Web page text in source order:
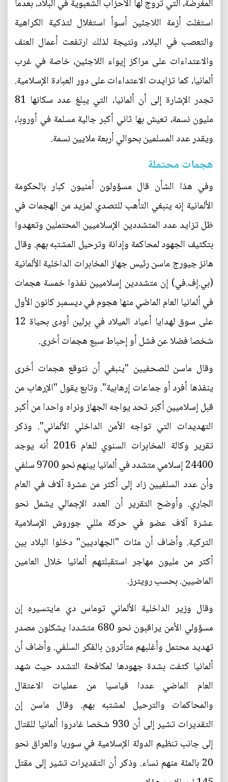
المغرضة، التي تروج لها الأحزاب الشعبوية في البلاد، بعدما
استغلت أزمة اللاجئين أسوأ استغلال لتذكية الكراهية
والتعصب في البلاد، ونتيجة لذلك ارتفعت أعمال العنف
والاعتداءات على مراكز إيواء اللاجئين، خاصة في غرب
ألمانيا، كما تزايدت الاعتداءات على دور العبادة الإسلامية.
تجدر الإشارة إلى أن ألمانيا، التي يبلغ عدد سكانها 81
مليون نسمة، تعيش بها ثاني أكبر جالية مسلمة في أوروبا،
ويقدر عدد المسلمين بحوالي أربعة ملايين نسمة.
هجمات محتملة
وفي هذا الشأن قال مسؤولون أمنيون كبار بالحكومة
الألمانية إنه ينبغي التأهب للتصدي لمزيد من الهجمات في
ظل تزايد عدد المتشددين الإسلاميين المحتملين وتعهدوا
بتكثيف الجهود لمحاكمة وإدانة وترحيل المشتبه بهم. وقال
هانز جيورج ماسن رئيس جهاز المخابرات الداخلية الألمانية
(بي.إف.في) إن متشددين إسلاميين نفذوا خمسة هجمات
في ألمانيا العام الماضي منها هجوم في ديسمبر كانون الأول
على سوق لهدايا أعياد الميلاد في برلين أودى بحياة 12
شخصا فضلا عن فشل أو إحباط سبع هجمات أخرى.
وقال ماسن للصحفيين "ينبغي أن نتوقع هجمات أخرى
ينفذها أفرد أو جماعات إرهابية". وتابع يقول "الإرهاب من
قبل إسلاميين أكبر تحد يواجه الجهاز ونراه واحدا من أكبر
التهديدات التي تواجه الأمن الداخلي الألماني". وذكر
تقرير وكالة المخابرات السنوي للعام 2016 أنه يوجد
24400 إسلامي متشدد في ألمانيا بينهم نحو 9700 سلفي
وأن عدد السلفيين زاد إلى أكثر من عشرة آلاف في العام
الجاري. وأوضح التقرير أن العدد الإجمالي يشمل نحو
عشرة آلاف عضو في حركة مللي جوروش الإسلامية
التركية. وأضاف أن مئات "الجهاديين" دخلوا البلاد بين
أكثر من مليون مهاجر استقبلتهم ألمانيا خلال العامين
الماضيين. بحسب رويترز.
وقال وزير الداخلية الألماني توماس دي مايتسيره إن
مسؤولي الأمن يراقبون نحو 680 متشددا يشكلون مصدر
تهديد محتمل وأغلبهم متأثرون بالفكر السلفي. وأضاف أن
ألمانيا كثفت بشدة جهودها لمكافحة التشدد حيث شهد
العام الماضي عددا قياسيا من عمليات الاعتقال
والمحاكمات والترحيل لمشتبه بهم. وقال ماسن إن
التقديرات تشير إلى أن 930 شخصا غادروا ألمانيا للقتال
إلى جانب تنظيم الدولة الإسلامية في سوريا والعراق نحو
20 بالمئة منهم نساء. وذكر أن التقديرات تشير إلى مقتل